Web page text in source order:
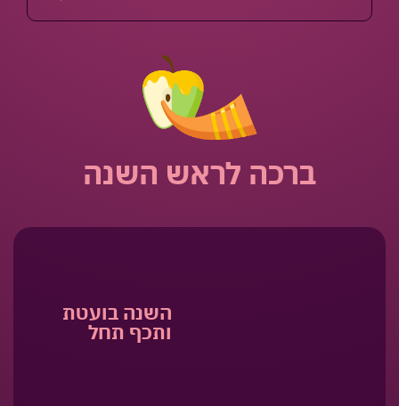
ברכה לראש השנה
השנה בועטת
ותכף תחל